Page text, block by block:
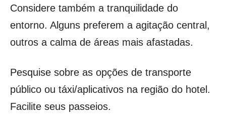
Considere também a tranquilidade do
entorno. Alguns preferem a agitação central,
outros a calma de áreas mais afastadas.
Pesquise sobre as opções de transporte
público ou táxi/aplicativos na região do hotel.
Facilite seus passeios.